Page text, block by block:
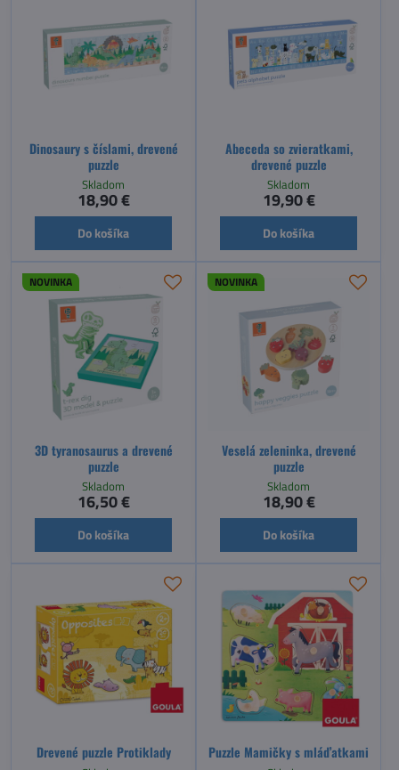
Dinosaury s číslami, drevené
puzzle
Skladom
18,90 €
Do košíka
Abeceda so zvieratkami,
drevené puzzle
Skladom
19,90 €
Do košíka
NOVINKA
3D tyranosaurus a drevené
puzzle
Skladom
16,50 €
Do košíka
NOVINKA
Veselá zeleninka, drevené
puzzle
Skladom
18,90 €
Do košíka
Drevené puzzle Protiklady Puzzle Mamičky s mláďatkami